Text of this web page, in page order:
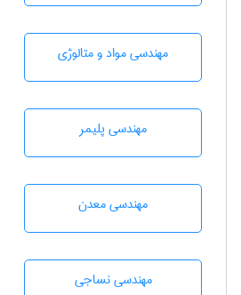
مهندسی مواد و متالوژی
مهندسی پليمر
مهندسی معدن
مهندسي نساجی